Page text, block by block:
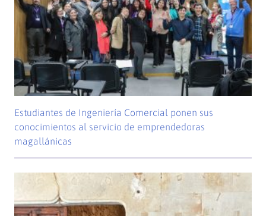
Estudiantes de Ingeniería Comercial ponen sus
conocimientos al servicio de emprendedoras
magallánicas